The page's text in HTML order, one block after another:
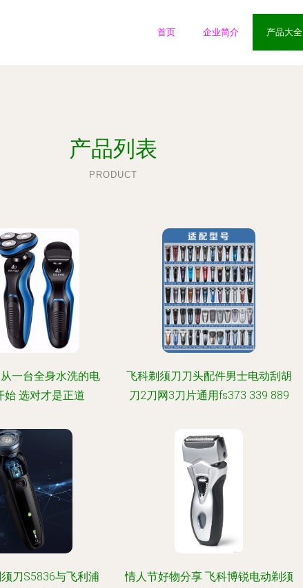
首页 企业简介 产品大全
产品列表
PRODUCT
一台全身水洗的电
始 选对才是正道
飞科剃须刀刀头配件男士电动刮胡
刀2刀网3刀片通用fs373 339 889
刀S5836与飞利浦
情人节好物分享 飞科博锐电动剃须